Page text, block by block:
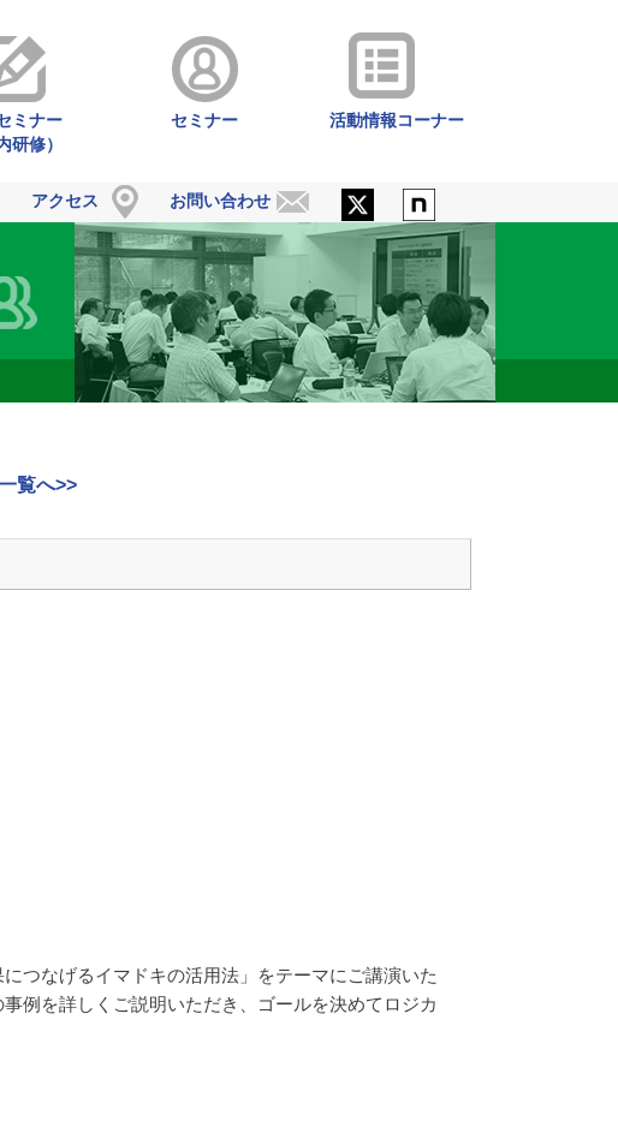
ミナー
研修）
セミナー 活動情報コーナー
お問い合わせ
アクセス
覧へ>>
つなげるイマドキの活用法」をテーマにご講演いた
例を詳しくご説明いただき、ゴールを決めてロジカ